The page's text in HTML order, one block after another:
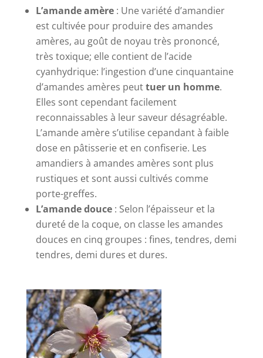
L’amande amère: Une variété d’amandier
est cultivée pour produire des amandes
amères, au goût de noyau très prononcé,
très toxique; elle contient de l’acide
cyanhydrique: l’ingestion d’une cinquantaine
d’amandes amères peuttuer un homme.
Elles sont cependant facilement
reconnaissables à leur saveur désagréable.
L’amande amère s’utilise cepandant à faible
dose en pâtisserie et en confiserie. Les
amandiers à amandes amères sont plus
rustiques et sont aussi cultivés comme
porte-greffes.
L’amande douce: Selon l’épaisseur et la
dureté de la coque, on classe les amandes
douces en cinq groupes : fines, tendres, demi
tendres, demi dures et dures.